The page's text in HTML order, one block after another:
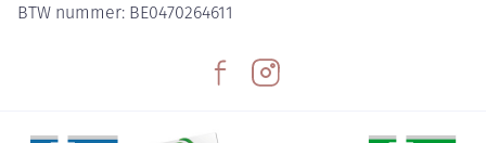
BTW nummer: BE0470264611